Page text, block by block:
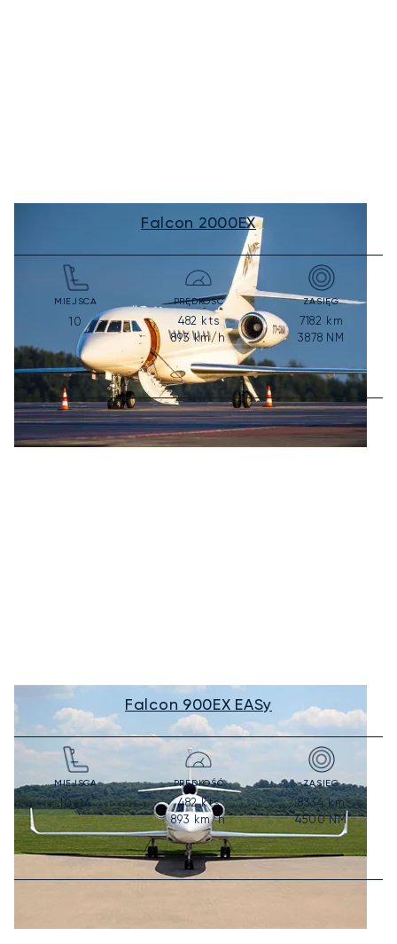
Falcon 2000EX
MIEJSCA
10
PRĘDKOŚĆ
482 kts
893km/h
ZASIĘG
7182 km
3878 NM
Falcon 900EX EASy
MIEJSCA
10-14
PRĘDKOŚĆ
482kts
893 km/h
ZASIĘG
8334km
4500NM